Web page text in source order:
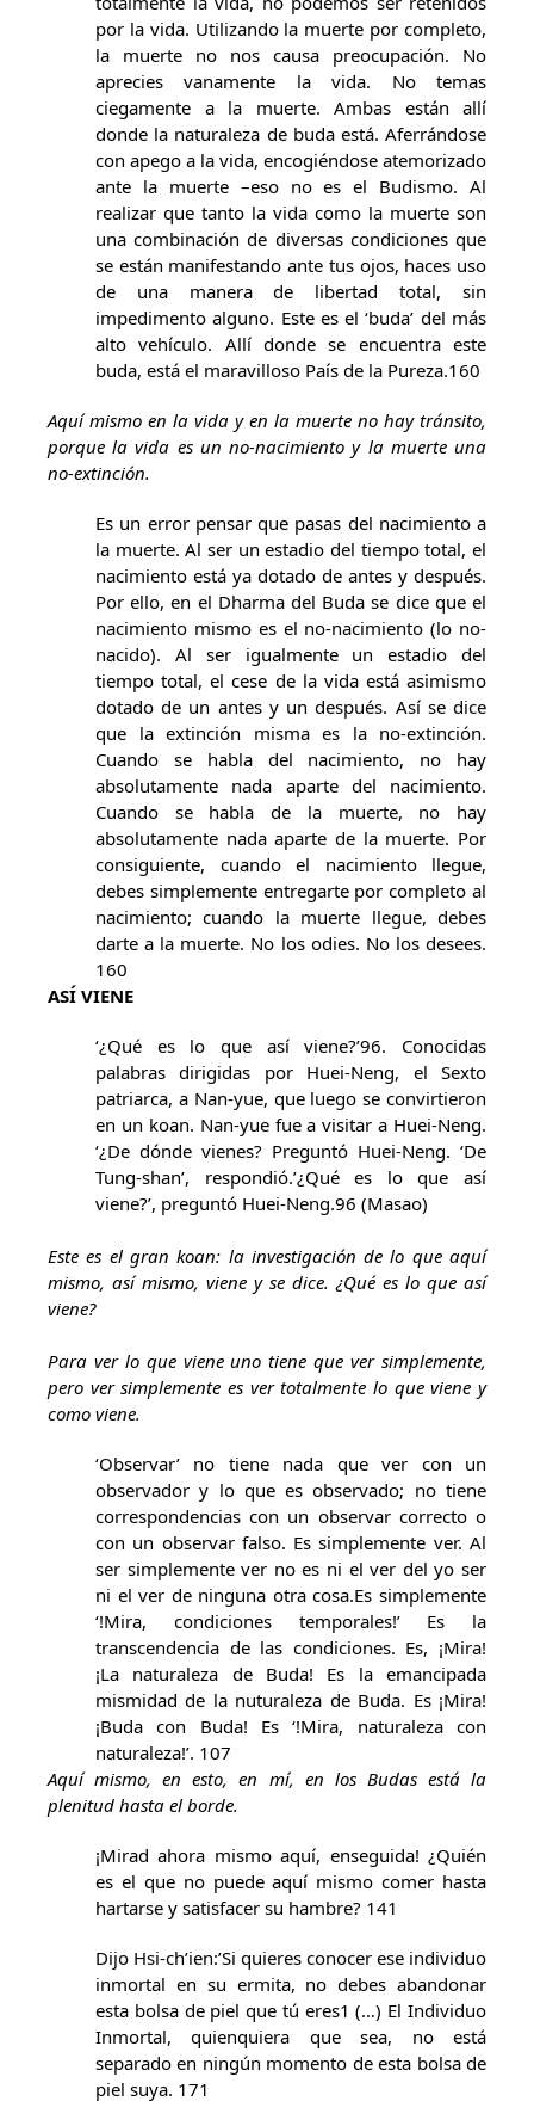
por la vida. Utilizando la muerte por completo,
la muerte no nos causa preocupación. No
aprecies vanamente la vida. No temas
ciegamente a la muerte. Ambas están allí
donde la naturaleza de buda está. Aferrándose
con apego a la vida, encogiéndose atemorizado
ante la muerte –eso no es el Budismo. Al
realizar que tanto la vida como la muerte son
una combinación de diversas condiciones que
se están manifestando ante tus ojos, haces uso
de una manera de libertad total, sin
impedimento alguno. Este es el ‘buda’ del más
alto vehículo. Allí donde se encuentra este
buda, está el maravilloso País de la Pureza.160
Aquí mismo en la vida y en la muerte no hay tránsito,
porque la vida es un no-nacimiento y la muerte una
no-extinción.
Es un error pensar que pasas del nacimiento a
la muerte. Al ser un estadio del tiempo total, el
nacimiento está ya dotado de antes y después.
Por ello, en el Dharma del Buda se dice que el
nacimiento mismo es el no-nacimiento (lo no-
nacido). Al ser igualmente un estadio del
tiempo total, el cese de la vida está asimismo
dotado de un antes y un después. Así se dice
que la extinción misma es la no-extinción.
Cuando se habla del nacimiento, no hay
absolutamente nada aparte del nacimiento.
Cuando se habla de la muerte, no hay
absolutamente nada aparte de la muerte. Por
consiguiente, cuando el nacimiento llegue,
debes simplemente entregarte por completo al
nacimiento; cuando la muerte llegue, debes
darte a la muerte. No los odies. No los desees.
160
ASÍ VIENE
‘¿Qué es lo que así viene?’96. Conocidas
palabras dirigidas por Huei-Neng, el Sexto
patriarca, a Nan-yue, que luego se convirtieron
en un koan. Nan-yue fue a visitar a Huei-Neng.
‘¿De dónde vienes? Preguntó Huei-Neng. ‘De
Tung-shan’, respondió.’¿Qué es lo que así
viene?’, preguntó Huei-Neng.96 (Masao)
Este es el gran koan: la investigación de lo que aquí
mismo, así mismo, viene y se dice. ¿Qué es lo que así
viene?
Para ver lo que viene uno tiene que ver simplemente,
pero ver simplemente es ver totalmente lo que viene y
como viene.
‘Observar’ no tiene nada que ver con un
observador y lo que es observado; no tiene
correspondencias con un observar correcto o
con un observar falso. Es simplemente ver. Al
ser simplemente ver no es ni el ver del yo ser
ni el ver de ninguna otra cosa.Es simplemente
‘!Mira, condiciones temporales!’ Es la
transcendencia de las condiciones. Es, ¡Mira!
¡La naturaleza de Buda! Es la emancipada
mismidad de la nuturaleza de Buda. Es ¡Mira!
¡Buda con Buda! Es ‘!Mira, naturaleza con
naturaleza!’. 107
Aquí mismo, en esto, en mí, en los Budas está la
plenitud hasta el borde.
¡Mirad ahora mismo aquí, enseguida! ¿Quién
es el que no puede aquí mismo comer hasta
hartarse y satisfacer su hambre? 141
Dijo Hsi-ch’ien:’Si quieres conocer ese individuo
inmortal en su ermita, no debes abandonar
esta bolsa de piel que tú eres1 (…) El Individuo
Inmortal, quienquiera que sea, no está
separado en ningún momento de esta bolsa de
piel suya. 171